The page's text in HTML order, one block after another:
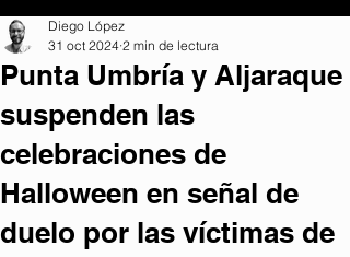
Punta Umbría y Aljaraque
suspenden las
celebraciones de
Halloween en señal de
duelo por las víctimas de
Diego López
31 oct 2024 2 min de lectura